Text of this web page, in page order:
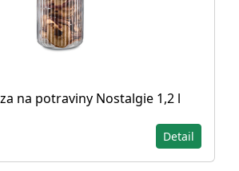
na potraviny Nostalgie 1,2 l
Detail